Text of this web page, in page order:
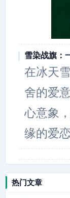
雪染战旗：
在冰天
舍的爱
心意象
缘的爱
热门文章